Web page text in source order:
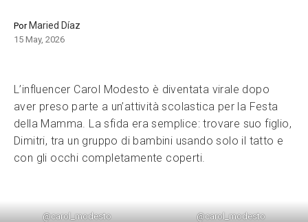
Por Maried Díaz
15 May, 2026
L’influencer Carol Modesto è diventata virale dopo
aver preso parte a un’attività scolastica per la Festa
della Mamma. La sfida era semplice: trovare suo figlio,
Dimitri, tra un gruppo di bambini usando solo il tatto e
con gli occhi completamente coperti.
@carol_modesto @carol_modesto